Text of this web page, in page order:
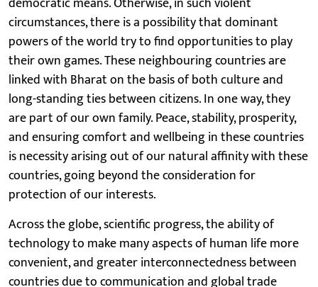
circumstances, there is a possibility that dominant
powers of the world try to find opportunities to play
their own games. These neighbouring countries are
linked with Bharat on the basis of both culture and
long-standing ties between citizens. In one way, they
are part of our own family. Peace, stability, prosperity,
and ensuring comfort and wellbeing in these countries
is necessity arising out of our natural affinity with these
countries, going beyond the consideration for
protection of our interests.
Across the globe, scientific progress, the ability of
technology to make many aspects of human life more
convenient, and greater interconnectedness between
countries due to communication and global trade